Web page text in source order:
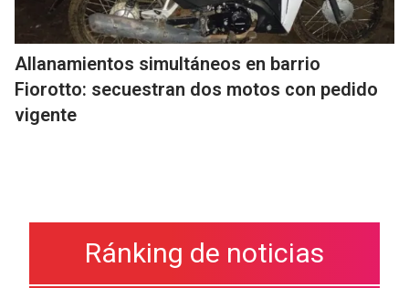
Allanamientos simultáneos en barrio
Fiorotto: secuestran dos motos con pedido
vigente
Ránking de noticias